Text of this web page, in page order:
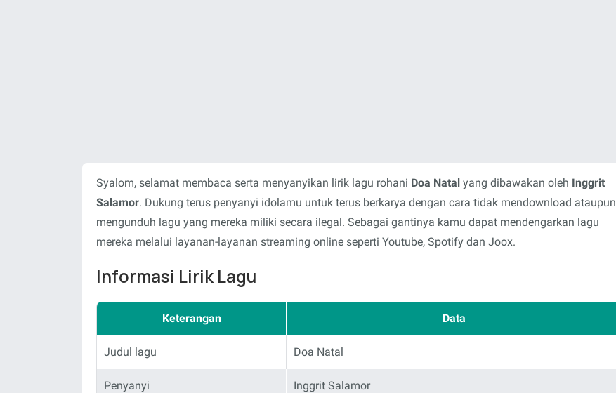
Syalom, selamat membaca serta menyanyikan lirik lagu rohani Doa Natal yang dibawakan oleh Inggrit
Salamor. Dukung terus penyanyi idolamu untuk terus berkarya dengan cara tidak mendownload ataupun
mengunduh lagu yang mereka miliki secara ilegal. Sebagai gantinya kamu dapat mendengarkan lagu
mereka melalui layanan-layanan streaming online seperti Youtube, Spotify dan Joox.
Informasi Lirik Lagu
Keterangan Data
Judul lagu Doa Natal
Penyanyi Inggrit Salamor